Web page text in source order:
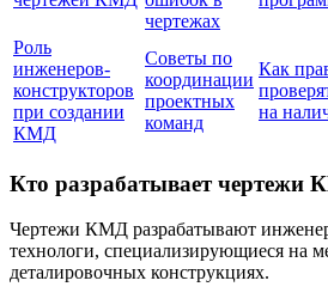
чертежах
Роль
инженеров-
конструкторов
при создании
КМД
Советы по
координации
проектных
команд
Как
на
Кто разрабатывает чертежи
Чертежи КМД разрабатывают
технологи, специализирующиеся на
деталировочных конструкциях.